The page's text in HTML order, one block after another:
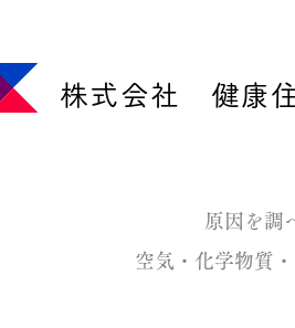
株式会社 健康
原因を調
空気・化学物質